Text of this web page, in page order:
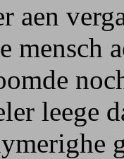
aen
mensch
leege